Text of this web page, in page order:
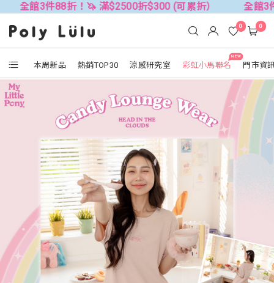
折！🦄 滿$2500折$300 (可累折） 全館3件88折！🦄
本周新品 熱銷TOP30 涼感研究室
NEW
彩虹小馬聯名 門市資
0 0